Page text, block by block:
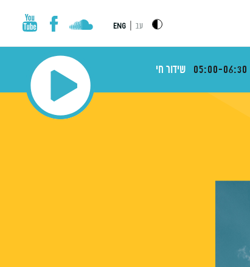
עב ENG
05:00-06:30 שידור חי